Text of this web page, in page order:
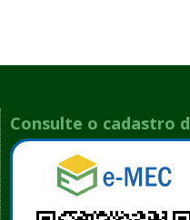
Consulte o cadastro